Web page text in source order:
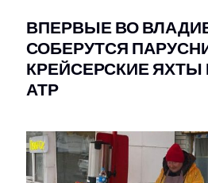
ВПЕРВЫЕ ВО
СОБЕРУТСЯ
КРЕЙСЕРСКИЕ ЯХТЫ
АТР